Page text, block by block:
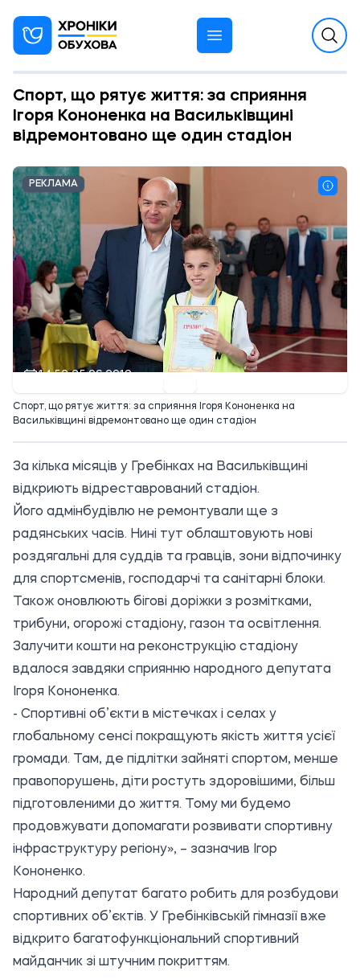
Спорт, що рятує життя: за сприяння
Ігоря Кононенка на Васильківщині
відремонтовано ще один стадіон
14:52 25.06.2019
РЕКЛАМА
Спорт, що рятує життя: за сприяння Ігоря Кононенка на
Васильківщині відремонтовано ще один стадіон
За кілька місяців у Гребінках на Васильківщині
відкриють відреставрований стадіон.
Його адмінбудівлю не ремонтували ще з
радянських часів. Нині тут облаштовують нові
роздягальні для суддів та гравців, зони відпочинку
для спортсменів, господарчі та санітарні блоки.
Також оновлюють бігові доріжки з розмітками,
трибуни, огорожі стадіону, газон та освітлення.
Залучити кошти на реконструкцію стадіону
вдалося завдяки сприянню народного депутата
Ігоря Кононенка.
- Спортивні об’єкти в містечках і селах у
глобальному сенсі покращують якість життя усієї
громади. Там, де підлітки зайняті спортом, менше
правопорушень, діти ростуть здоровішими, більш
підготовленими до життя. Тому ми будемо
продовжувати допомагати розвивати спортивну
інфраструктуру регіону», – зазначив Ігор
Кононенко.
Народний депутат багато робить для розбудови
спортивних об’єктів. У Гребінківській гімназії вже
відкрито багатофункціональний спортивний
майданчик зі штучним покриттям.